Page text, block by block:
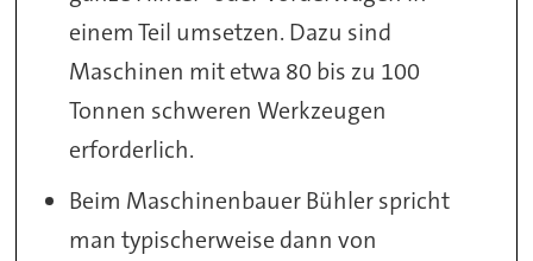
einem Teil umsetzen. Dazu sind
Maschinen mit etwa 80 bis zu 100
Tonnen schweren Werkzeugen
erforderlich.
Beim Maschinenbauer Bühler spricht
man typischerweise dann von